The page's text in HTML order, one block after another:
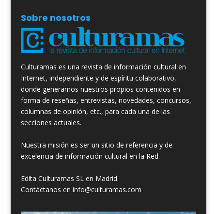
Sobre nosotros
Culturamas es una revista de información cultural en
Internet, independiente y de espíritu colaborativo,
donde generamos nuestros propios contenidos en
forma de reseñas, entrevistas, novedades, concursos,
columnas de opinión, etc., para cada una de las
secciones actuales.
Nuestra misión es ser un sitio de referencia y de
excelencia de información cultural en la Red.
Edita Culturamas SL en Madrid.
Contáctanos en info@culturamas.com